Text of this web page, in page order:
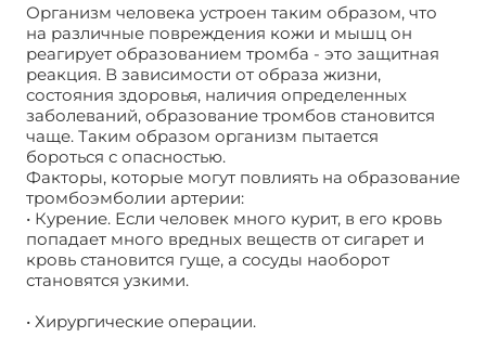
Организм человека устроен таким образом, что
на различные повреждения кожи и мышц он
реагирует образованием тромба - это защитная
реакция. В зависимости от образа жизни,
состояния здоровья, наличия определенных
заболеваний, образование тромбов становится
чаще. Таким образом организм пытается
бороться с опасностью.
Факторы, которые могут повлиять на образование
тромбоэмболии артерии:
• Курение. Если человек много курит, в его кровь
попадает много вредных веществ от сигарет и
кровь становится гуще, а сосуды наоборот
становятся узкими.
• Хирургические операции.